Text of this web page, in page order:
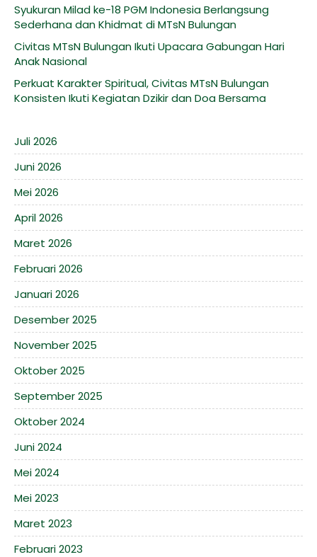
Syukuran Milad ke-18 PGM Indonesia Berlangsung
Sederhana dan Khidmat di MTsN Bulungan
Civitas MTsN Bulungan Ikuti Upacara Gabungan Hari
Anak Nasional
Perkuat Karakter Spiritual, Civitas MTsN Bulungan
Konsisten Ikuti Kegiatan Dzikir dan Doa Bersama
Juli 2026
Juni 2026
Mei 2026
April 2026
Maret 2026
Februari 2026
Januari 2026
Desember 2025
November 2025
Oktober 2025
September 2025
Oktober 2024
Juni 2024
Mei 2024
Mei 2023
Maret 2023
Februari 2023